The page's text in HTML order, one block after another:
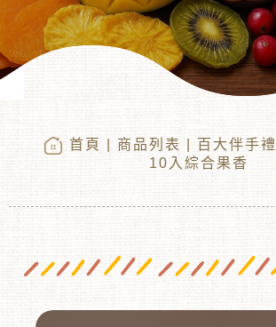
首頁 商品列表 百大伴手禮
10入綜合果香